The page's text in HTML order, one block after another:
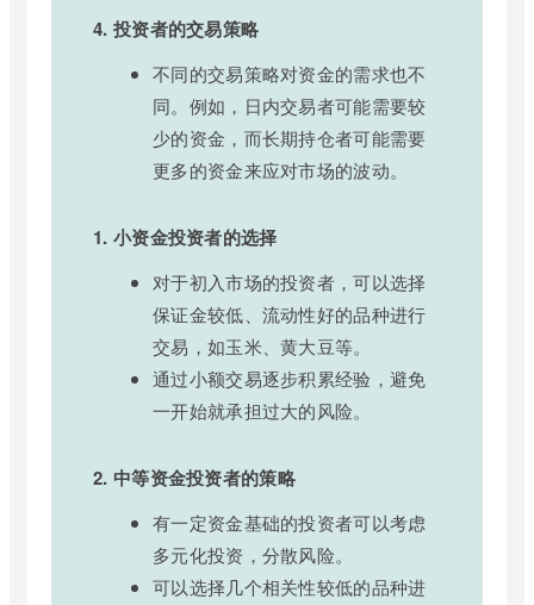
4. 投资者的交易策略
不同的交易策略对资金的需求也不
同。例如，日内交易者可能需要较
少的资金，而长期持仓者可能需要
更多的资金来应对市场的波动。
1. 小资金投资者的选择
对于初入市场的投资者，可以选择
保证金较低、流动性好的品种进行
交易，如玉米、黄大豆等。
通过小额交易逐步积累经验，避免
一开始就承担过大的风险。
2. 中等资金投资者的策略
有一定资金基础的投资者可以考虑
多元化投资，分散风险。
可以选择几个相关性较低的品种进